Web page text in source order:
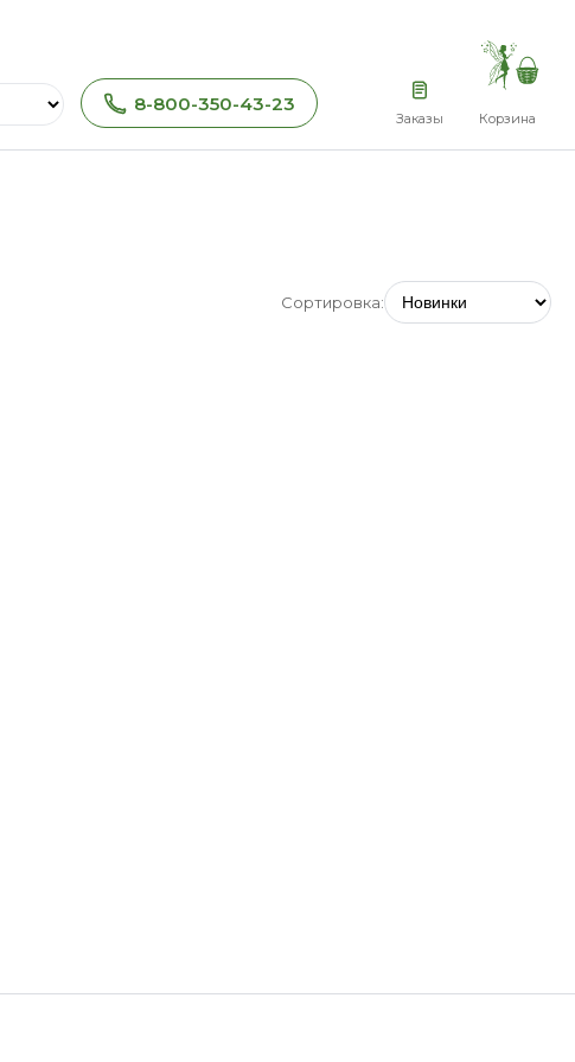
8-800-350-43-23
Заказы Корзина
Сортировка: